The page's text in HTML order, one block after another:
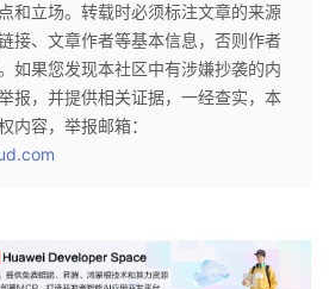
和立场。转载时必须标注文章的来源
接、文章作者等基本信息，否则作者
如果您发现本社区中有涉嫌抄袭的内
报，并提供相关证据，一经查实，本
内容，举报邮箱：